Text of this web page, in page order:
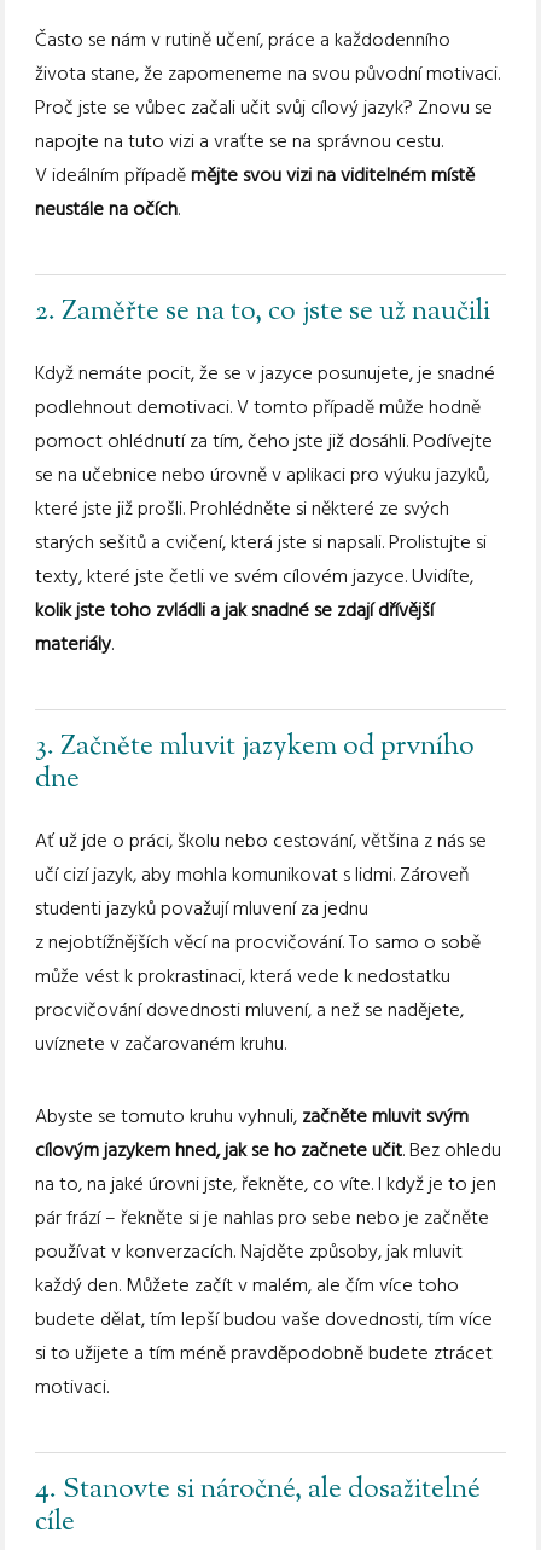
Často se nám v rutině učení, práce a každodenního
života stane, že zapomeneme na svou původní motivaci.
Proč jste se vůbec začali učit svůj cílový jazyk? Znovu se
napojte na tuto vizi a vraťte se na správnou cestu.
V ideálním případěmějte svou vizi na viditelném místě
neustále na očích.
2. Zaměřte se na to, co jste se už naučili
Když nemáte pocit, že se v jazyce posunujete, je snadné
podlehnout demotivaci. V tomto případě může hodně
pomoct ohlédnutí za tím, čeho jste již dosáhli. Podívejte
se na učebnice nebo úrovně v aplikaci pro výuku jazyků,
které jste již prošli. Prohlédněte si některé ze svých
starých sešitů a cvičení, která jste si napsali. Prolistujte si
texty, které jste četli ve svém cílovém jazyce. Uvidíte,
kolik jste toho zvládli a jak snadné se zdají dřívější
materiály.
3. Začněte mluvit jazykem od prvního
dne
Ať už jde o práci, školu nebo cestování, většina z nás se
učí cizí jazyk, aby mohla komunikovat s lidmi. Zároveň
studenti jazyků považují mluvení za jednu
z nejobtížnějších věcí na procvičování. To samo o sobě
může vést k prokrastinaci, která vede k nedostatku
procvičování dovednosti mluvení, a než se nadějete,
uvíznete v začarovaném kruhu.
Abyste se tomuto kruhu vyhnuli, začněte mluvit svým
cílovým jazykem hned, jak se ho začnete učit. Bez ohledu
na to, na jaké úrovni jste, řekněte, co víte. I když je to jen
pár frází – řekněte si je nahlas pro sebe nebo je začněte
používat v konverzacích. Najděte způsoby, jak mluvit
každý den. Můžete začít v malém, ale čím více toho
budete dělat, tím lepší budou vaše dovednosti, tím více
si to užijete a tím méně pravděpodobně budete ztrácet
motivaci.
4. Stanovte si náročné, ale dosažitelné
cíle